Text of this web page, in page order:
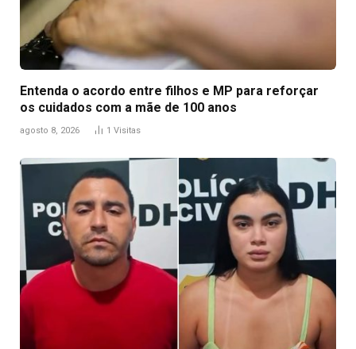
Entenda o acordo entre filhos e MP para reforçar
os cuidados com a mãe de 100 anos
agosto 8, 2026 1 Visitas